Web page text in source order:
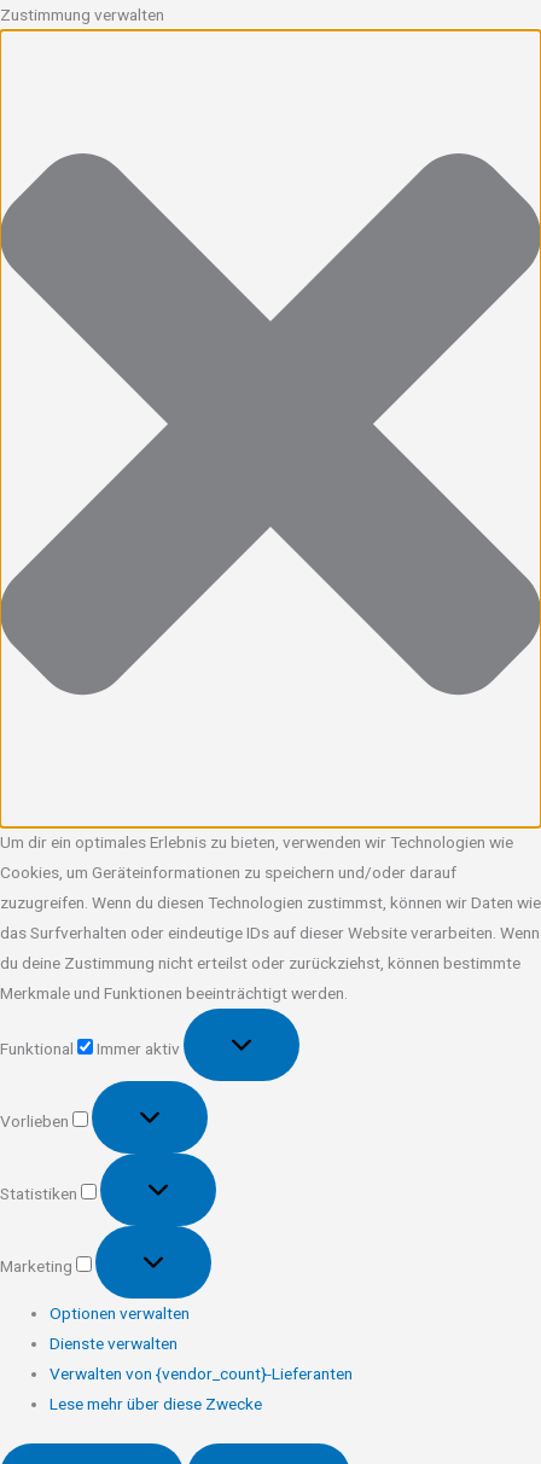
Zustimmung verwalten
Um dir ein optimales Erlebnis zu bieten, verwenden wir Technologien wie
Cookies, um Geräteinformationen zu speichern und/oder darauf
zuzugreifen. Wenn du diesen Technologien zustimmst, können wir Daten wie
das Surfverhalten oder eindeutige IDs auf dieser Website verarbeiten. Wenn
du deine Zustimmung nicht erteilst oder zurückziehst, können bestimmte
Merkmale und Funktionen beeinträchtigt werden.
Funktional
Immer aktiv
Vorlieben
Vorlieben
Statistiken
Statistiken
Marketing
Marketing
Optionen verwalten
Dienste verwalten
Verwalten von {vendor_count}-Lieferanten
Lese mehr über diese Zwecke